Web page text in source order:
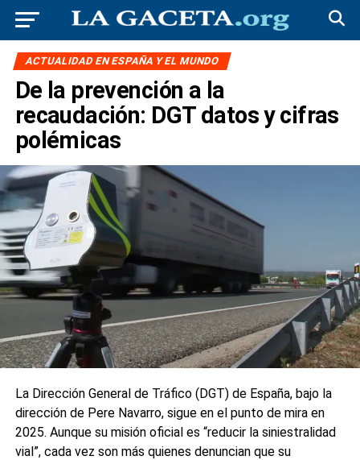
ACTUALIDAD EN ESPAÑA Y EL MUNDO
De la prevención a la
recaudación: DGT datos y cifras
polémicas
La Dirección General de Tráfico (DGT) de España, bajo la
dirección de Pere Navarro, sigue en el punto de mira en
2025. Aunque su misión oficial es “reducir la siniestralidad
vial”, cada vez son más quienes denuncian que su